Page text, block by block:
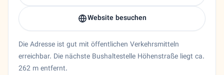
Website besuchen
Die Adresse ist gut mit öffentlichen Verkehrsmitteln
erreichbar. Die nächste Bushaltestelle Höhenstraße liegt ca.
262 m entfernt.